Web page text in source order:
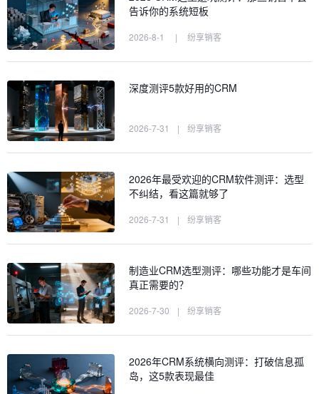
告诉你的系统短板
2026-8-1 | 纷享销客
深度测评5款好用的CRM
2026-7-31 | 纷享销客
2026年最受欢迎的CRM软件测评：选型
不纠结，看这篇就够了
2026-7-31 | 纷享销客
制造业CRM选型测评：哪些功能才是车间
真正需要的？
2026-7-30 | 纷享销客
2026年CRM系统横向测评：打破信息孤
岛，这5款表现最佳